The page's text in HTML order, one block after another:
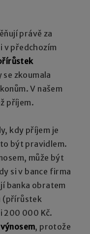
právě za
v předchozím
se zkoumala
V našem
příjem.
kdy příjem je
být pravidlem.
může být
si v bance firma
banka obratem
(přírůstek
200 000 Kč.
, protože